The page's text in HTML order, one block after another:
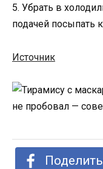
5. Убрать в
подачей посыпать
Источник